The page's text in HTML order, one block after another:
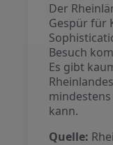
Der
Gespür für
Besuch
Es gibt
kann.
Quelle: